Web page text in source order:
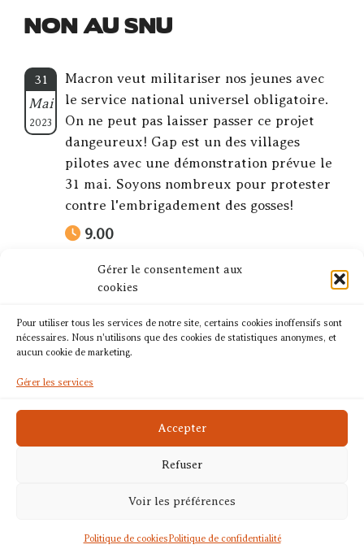
Gérer le consentement aux
cookies
Pour utiliser tous les services de notre site, certains cookies inoffensifs sont
nécessaires. Nous n'utilisons que des cookies de statistiques anonymes, et
aucun cookie de marketing.
Gérer les services
Accepter
Refuser
Voir les préférences
Politique de cookiesPolitique de confidentialité
NON AU SNU
31
Mai
2023
Macron veut militariser nos jeunes avec
le service national universel obligatoire.
On ne peut pas laisser passer ce projet
dangeureux! Gap est un des villages
pilotes avec une démonstration prévue le
31 mai. Soyons nombreux pour protester
contre l'embrigadement des gosses!
9.00
GAP
Adresse : Préfecture
Retour à la page des événements
Mentions légales
Politique de confidentialité